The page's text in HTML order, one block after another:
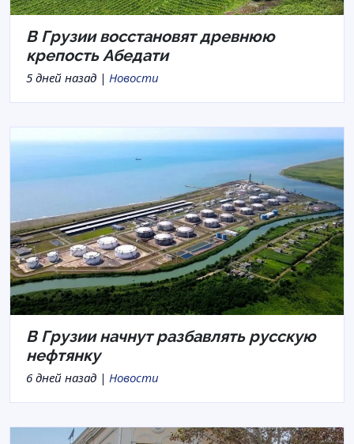
В Грузии восстановят древнюю
крепость Абедати
5 дней назад | Новости
В Грузии начнут разбавлять русскую
нефтянку
6 дней назад | Новости